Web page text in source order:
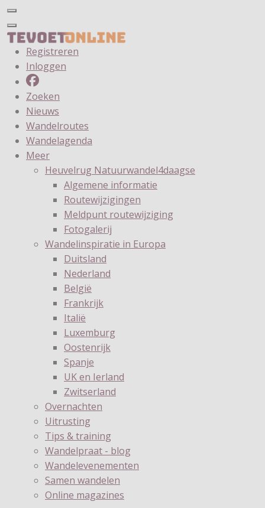
Registreren
Inloggen
Zoeken
Nieuws
Wandelroutes
Wandelagenda
Meer
Heuvelrug Natuurwandel4daagse
Algemene informatie
Routewijzigingen
Meldpunt routewijziging
Fotogalerij
Wandelinspiratie in Europa
Duitsland
Nederland
België
Frankrijk
Italië
Luxemburg
Oostenrijk
Spanje
UK en Ierland
Zwitserland
Overnachten
Uitrusting
Tips & training
Wandelpraat - blog
Wandelevenementen
Samen wandelen
Online magazines